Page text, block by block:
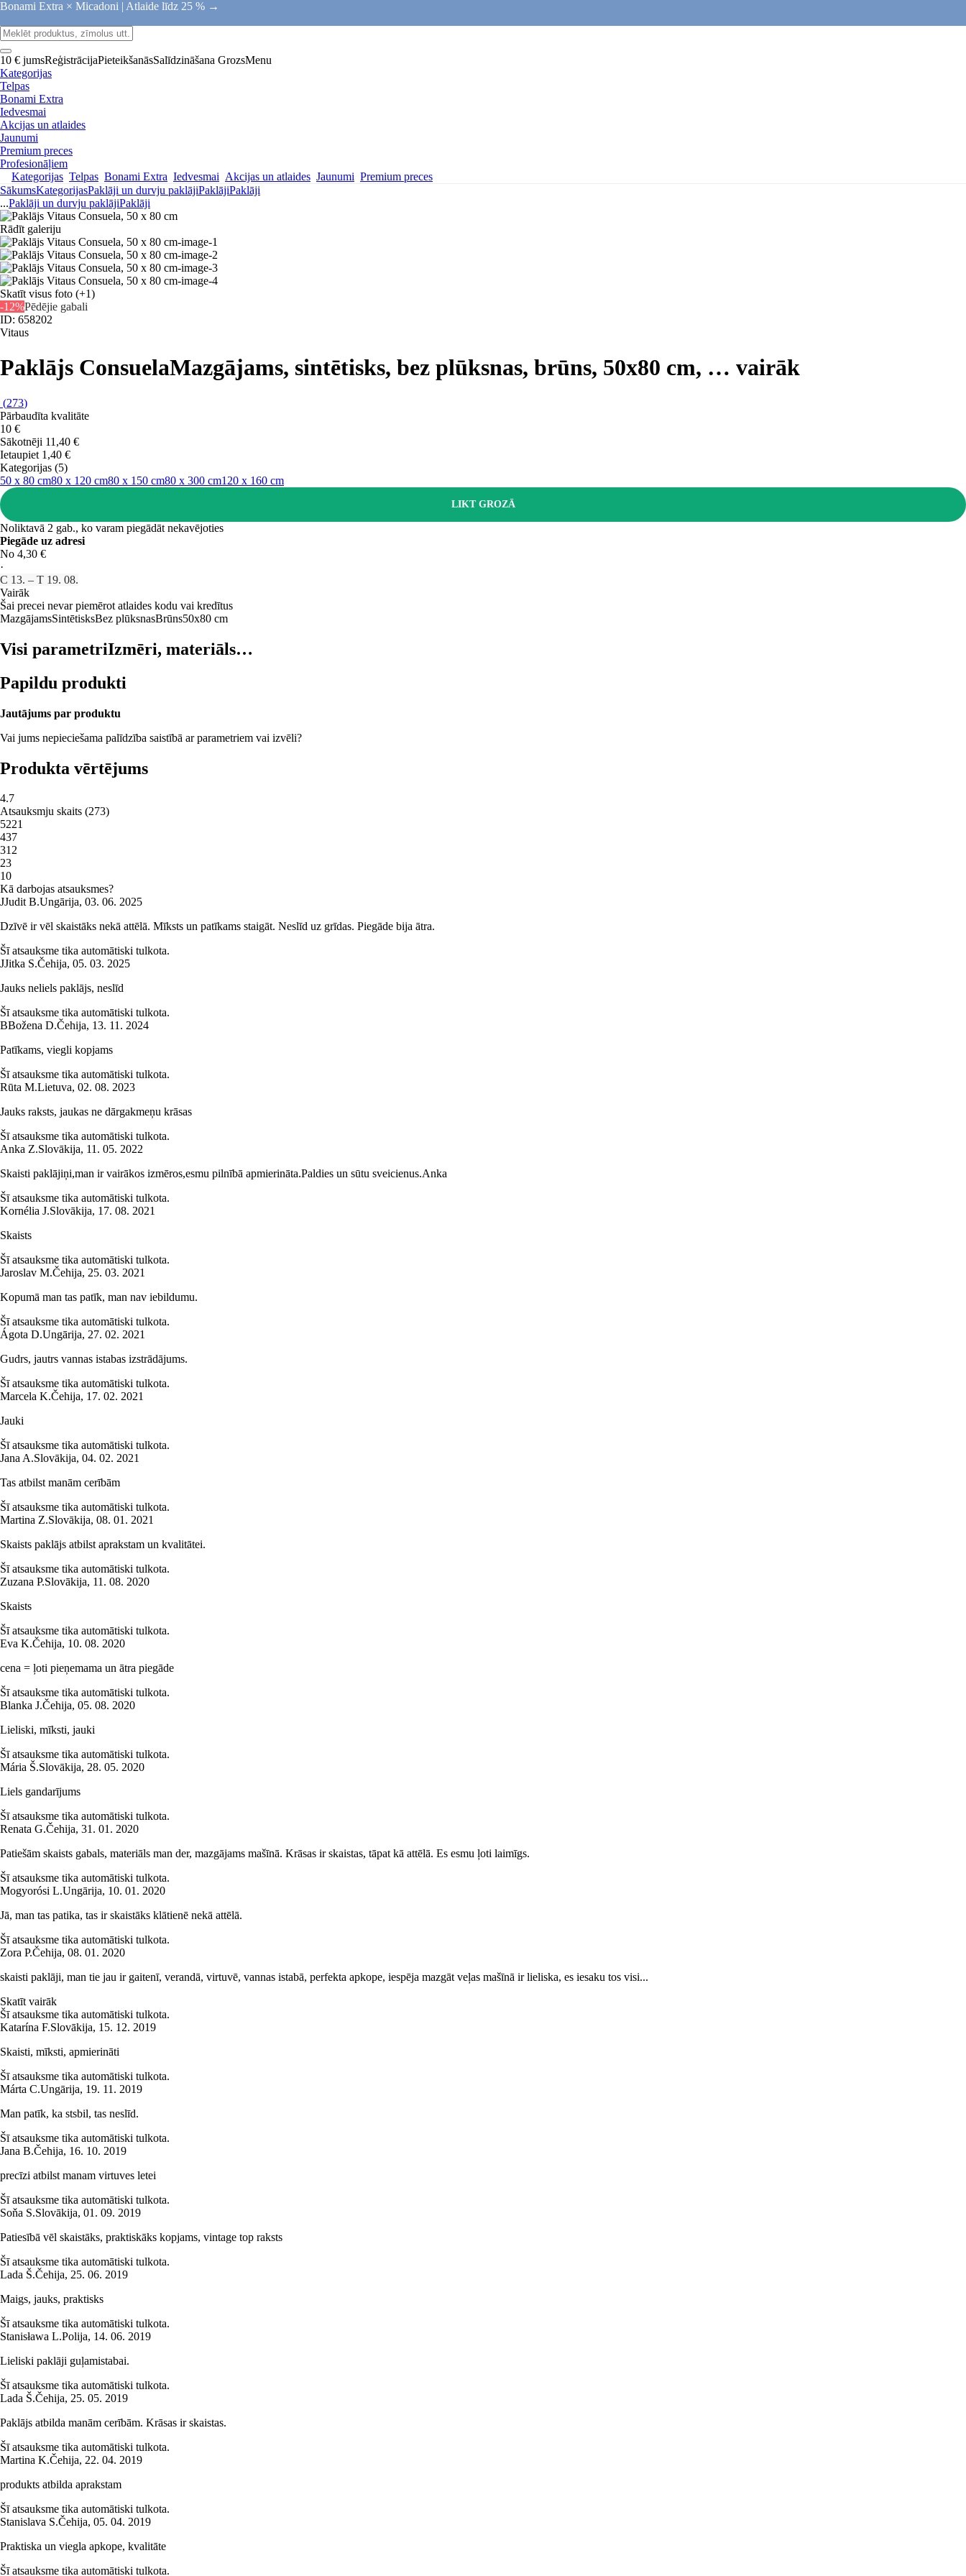
Bonami Extra × Micadoni | Atlaide līdz 25 % →
10 € jumsReģistrācijaPieteikšanāsSalīdzināšana GrozsMenu
Kategorijas
Telpas
Bonami Extra
Iedvesmai
Akcijas un atlaides
Jaunumi
Premium preces
Profesionāļiem
Kategorijas Telpas Bonami Extra Iedvesmai Akcijas un atlaides Jaunumi Premium preces
SākumsKategorijasPaklāji un durvju paklājiPaklājiPaklāji
...Paklāji un durvju paklājiPaklāji
Rādīt galeriju
Skatīt visus foto (+1)
-12%Pēdējie gabali
ID: 658202
Vitaus
Paklājs ConsuelaMazgājams, sintētisks, bez plūksnas, brūns, 50x80 cm, … vairāk
(273)
Pārbaudīta kvalitāte
10 €
Sākotnēji 11,40 €
Ietaupiet 1,40 €
Kategorijas (5)
50 x 80 cm80 x 120 cm80 x 150 cm80 x 300 cm120 x 160 cm
LIKT GROZĀ
Noliktavā 2 gab., ko varam piegādāt nekavējoties
Piegāde uz adresi
No 4,30 €
·
C 13. – T 19. 08.
Vairāk
Šai precei nevar piemērot atlaides kodu vai kredītus
MazgājamsSintētisksBez plūksnasBrūns50x80 cm
Visi parametriIzmēri, materiāls…
Papildu produkti
Jautājums par produktu
Vai jums nepieciešama palīdzība saistībā ar parametriem vai izvēli?
Produkta vērtējums
4.7
Atsauksmju skaits (273)
5221
437
312
23
10
Kā darbojas atsauksmes?
JJudit B.Ungārija, 03. 06. 2025
Dzīvē ir vēl skaistāks nekā attēlā. Mīksts un patīkams staigāt. Neslīd uz grīdas. Piegāde bija ātra.
Šī atsauksme tika automātiski tulkota.
JJitka S.Čehija, 05. 03. 2025
Jauks neliels paklājs, neslīd
Šī atsauksme tika automātiski tulkota.
BBožena D.Čehija, 13. 11. 2024
Patīkams, viegli kopjams
Šī atsauksme tika automātiski tulkota.
Rūta M.Lietuva, 02. 08. 2023
Jauks raksts, jaukas ne dārgakmeņu krāsas
Šī atsauksme tika automātiski tulkota.
Anka Z.Slovākija, 11. 05. 2022
Skaisti paklājiņi,man ir vairākos izmēros,esmu pilnībā apmierināta.Paldies un sūtu sveicienus.Anka
Šī atsauksme tika automātiski tulkota.
Kornélia J.Slovākija, 17. 08. 2021
Skaists
Šī atsauksme tika automātiski tulkota.
Jaroslav M.Čehija, 25. 03. 2021
Kopumā man tas patīk, man nav iebildumu.
Šī atsauksme tika automātiski tulkota.
Ágota D.Ungārija, 27. 02. 2021
Gudrs, jautrs vannas istabas izstrādājums.
Šī atsauksme tika automātiski tulkota.
Marcela K.Čehija, 17. 02. 2021
Jauki
Šī atsauksme tika automātiski tulkota.
Jana A.Slovākija, 04. 02. 2021
Tas atbilst manām cerībām
Šī atsauksme tika automātiski tulkota.
Martina Z.Slovākija, 08. 01. 2021
Skaists paklājs atbilst aprakstam un kvalitātei.
Šī atsauksme tika automātiski tulkota.
Zuzana P.Slovākija, 11. 08. 2020
Skaists
Šī atsauksme tika automātiski tulkota.
Eva K.Čehija, 10. 08. 2020
cena = ļoti pieņemama un ātra piegāde
Šī atsauksme tika automātiski tulkota.
Blanka J.Čehija, 05. 08. 2020
Lieliski, mīksti, jauki
Šī atsauksme tika automātiski tulkota.
Mária Š.Slovākija, 28. 05. 2020
Liels gandarījums
Šī atsauksme tika automātiski tulkota.
Renata G.Čehija, 31. 01. 2020
Patiešām skaists gabals, materiāls man der, mazgājams mašīnā. Krāsas ir skaistas, tāpat kā attēlā. Es esmu ļoti laimīgs.
Šī atsauksme tika automātiski tulkota.
Mogyorósi L.Ungārija, 10. 01. 2020
Jā, man tas patika, tas ir skaistāks klātienē nekā attēlā.
Šī atsauksme tika automātiski tulkota.
Zora P.Čehija, 08. 01. 2020
skaisti paklāji, man tie jau ir gaitenī, verandā, virtuvē, vannas istabā, perfekta apkope, iespēja mazgāt veļas mašīnā ir lieliska, es iesaku tos visi...
Skatīt vairāk
Šī atsauksme tika automātiski tulkota.
Katarína F.Slovākija, 15. 12. 2019
Skaisti, mīksti, apmierināti
Šī atsauksme tika automātiski tulkota.
Márta C.Ungārija, 19. 11. 2019
Man patīk, ka stsbil, tas neslīd.
Šī atsauksme tika automātiski tulkota.
Jana B.Čehija, 16. 10. 2019
precīzi atbilst manam virtuves letei
Šī atsauksme tika automātiski tulkota.
Soňa S.Slovākija, 01. 09. 2019
Patiesībā vēl skaistāks, praktiskāks kopjams, vintage top raksts
Šī atsauksme tika automātiski tulkota.
Lada Š.Čehija, 25. 06. 2019
Maigs, jauks, praktisks
Šī atsauksme tika automātiski tulkota.
Stanisława L.Polija, 14. 06. 2019
Lieliski paklāji guļamistabai.
Šī atsauksme tika automātiski tulkota.
Lada Š.Čehija, 25. 05. 2019
Paklājs atbilda manām cerībām. Krāsas ir skaistas.
Šī atsauksme tika automātiski tulkota.
Martina K.Čehija, 22. 04. 2019
produkts atbilda aprakstam
Šī atsauksme tika automātiski tulkota.
Stanislava S.Čehija, 05. 04. 2019
Praktiska un viegla apkope, kvalitāte
Šī atsauksme tika automātiski tulkota.